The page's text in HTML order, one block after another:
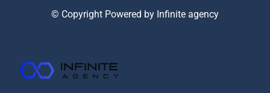
© Copyright Powered by Infinite agency